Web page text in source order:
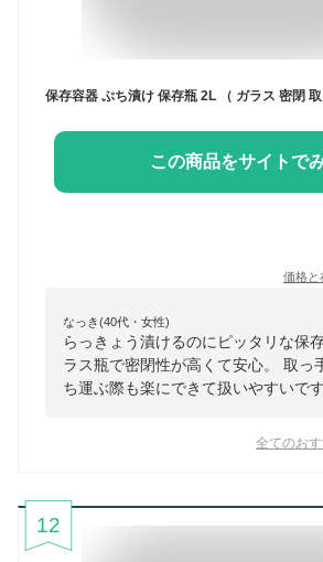
この商品をサイトで
価格と
なっき(40代・女性)
らっきょう漬けるのにピッタリな保
ラス瓶で密閉性が高くて安心。 取っ
ち運ぶ際も楽にできて扱いやすいです
全てのお
12